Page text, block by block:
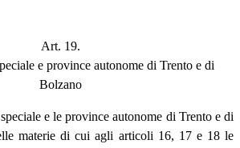
Art. 19.
e province autonome di Trento e di
Bolzano
e le province autonome di Trento e di
materie di cui agli articoli 16, 17 e 18 le